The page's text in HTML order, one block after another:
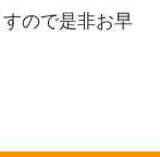
ので是非お早